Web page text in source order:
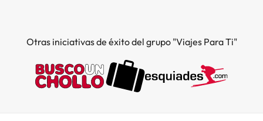
Otras iniciativas de éxito del grupo "Viajes Para Ti"